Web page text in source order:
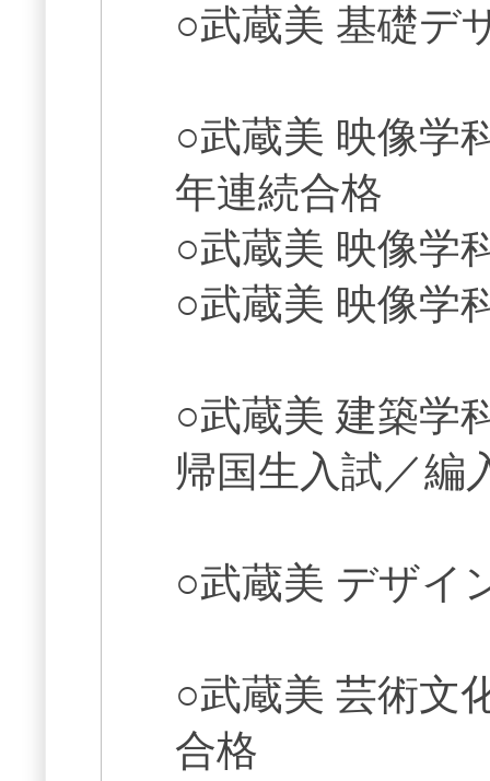
○武蔵美 基礎デ
○武蔵美 映像学
年連続合格
○武蔵美 映像学
○武蔵美 映像学
○武蔵美 建築学
帰国生入試／編
○武蔵美 デザイ
○武蔵美 芸術文
合格